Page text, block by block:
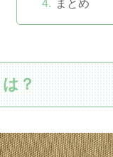
まとめ
？